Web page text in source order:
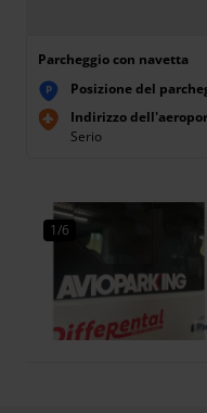
Parcheggio con navetta
P Posizione del
Indirizzo
Serio
1/6